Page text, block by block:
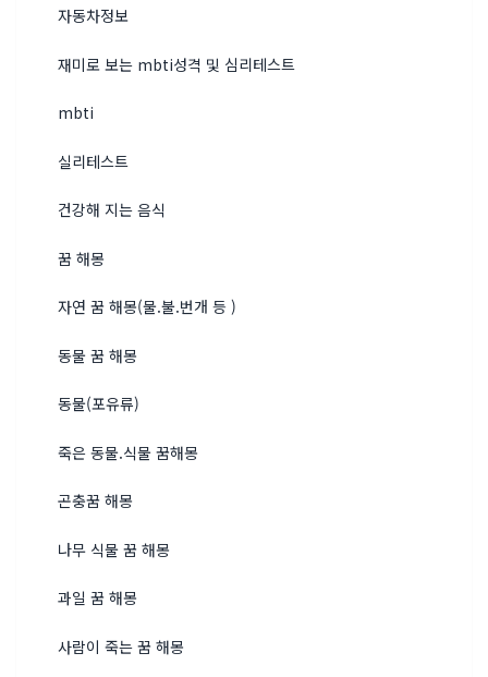
자동차정보
재미로 보는 mbti성격 및 심리테스트
mbti
실리테스트
건강해 지는 음식
꿈 해몽
자연 꿈 해몽(물.불.번개 등 )
동물 꿈 해몽
동물(포유류)
죽은 동물.식물 꿈해몽
곤충꿈 해몽
나무 식물 꿈 해몽
과일 꿈 해몽
사람이 죽는 꿈 해몽